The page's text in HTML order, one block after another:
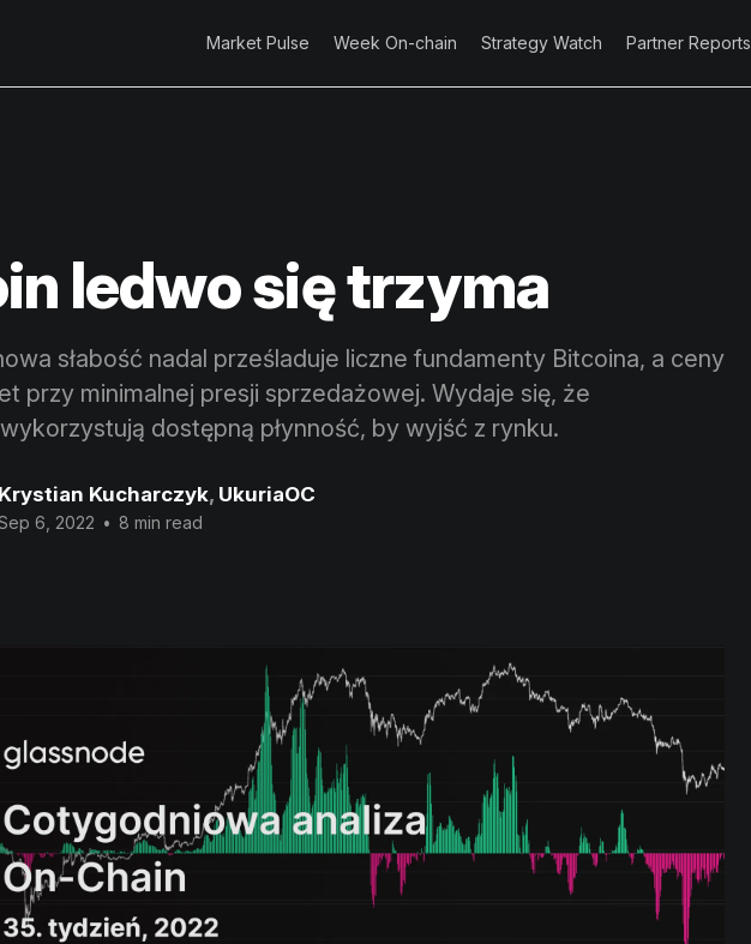
Market Pulse Week On-chain Strategy Watch Partner Reports
ledwo się trzyma
słabość nadal prześladuje liczne fundamenty Bitcoina, a ceny
przy minimalnej presji sprzedażowej. Wydaje się, że
dostępną płynność, by wyjść z rynku.
Krystian Kucharczyk, UkuriaOC
6, 2022 • 8 min read